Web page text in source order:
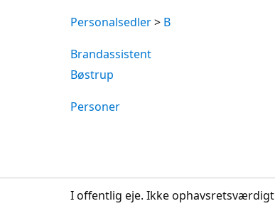
Personalsedler> B
Brandassistent
Bøstrup
Personer
I offentlig eje. Ikke ophavsretsværdigt